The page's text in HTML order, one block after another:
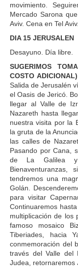
movimiento.
Mercado Sarona
Aviv. Cena en Tel
DIA 15 JERUSALEN
Desayuno. Día libre.
SUGERIMOS
COSTO
Salida de Jerusalén
el Oasis de Jericó.
llegar al Valle de
Nazareth hasta
nuestra visita por la
la gruta de la
las calles de
Pasando por Cana,
de La Galilea y
tendremos una
Golán.
para visitar
Continuaremos
multiplicación de los
famoso mosaico
Tiberiades, hacia
conmemoración del
través del Valle del
Judea, retornaremos